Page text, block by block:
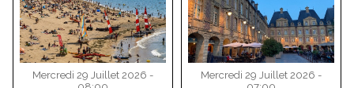
Mercredi 29 Juillet 2026 -
Mercredi 29 Juillet 2026 -